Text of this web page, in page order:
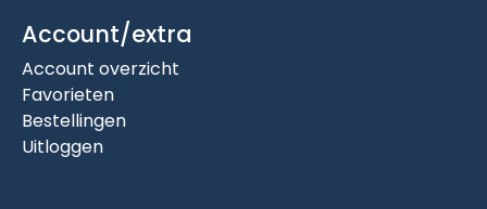
Account/extra
Account overzicht
Favorieten
Bestellingen
Uitloggen